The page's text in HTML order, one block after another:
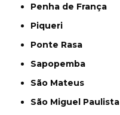
Penha de França
Piqueri
Ponte Rasa
Sapopemba
São Mateus
São Miguel Paulista